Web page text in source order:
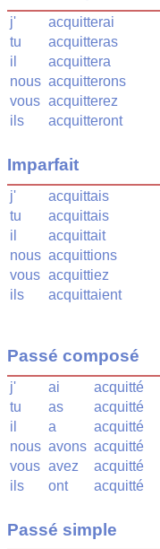
j'
acquitterai
tu
acquitteras
il
acquittera
nous acquitterons
vous acquitterez
ils
acquitteront
Imparfait
j'
acquittais
tu
acquittais
il
acquittait
nous acquittions
vous acquittiez
ils
acquittaient
Passé composé
j' ai
acquitté
tu
as
acquitté
il
a
acquitté
nous avons acquitté
vous avez
acquitté
ils
ont acquitté
Passé simple